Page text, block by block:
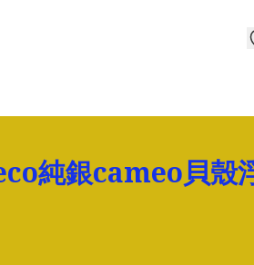
純銀cameo貝殼